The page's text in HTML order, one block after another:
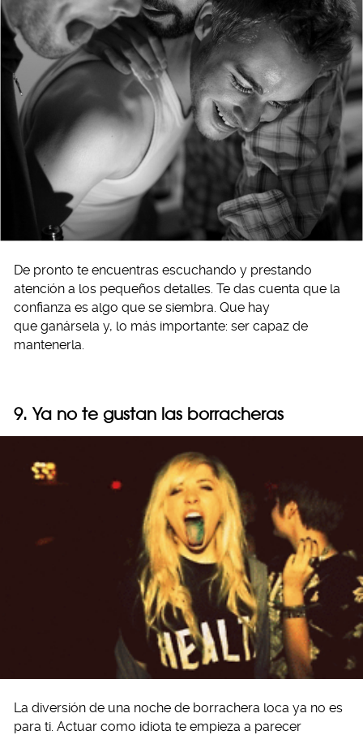
De pronto te encuentras escuchando y prestando
atención a los pequeños detalles. Te das cuenta que la
confianza es algo que se siembra. Que hay
que ganársela y, lo más importante: ser capaz de
mantenerla.
9. Ya no te gustan las borracheras
La diversión de una noche de borrachera loca ya no es
para ti. Actuar como idiota te empieza a parecer